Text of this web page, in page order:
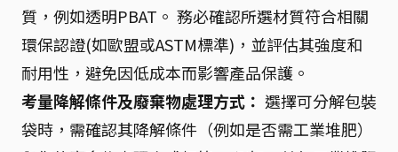
質，例如透明PBAT。 務必確認所選材質符合相關
環保認證(如歐盟或ASTM標準)，並評估其強度和
耐用性，避免因低成本而影響產品保護。
考量降解條件及廢棄物處理方式： 選擇可分解包裝
袋時，需確認其降解條件（例如是否需工業堆肥）